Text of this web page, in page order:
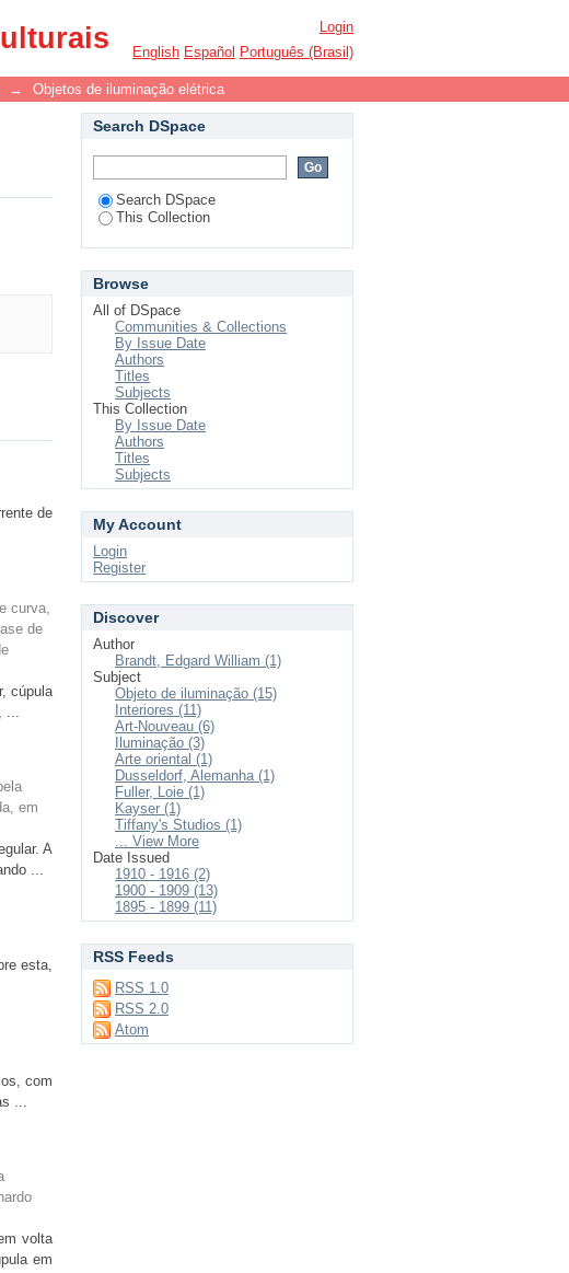
Login
English Español Português (Brasil)
→ Objetos de iluminação elétrica
de
curva,
de
cúpula
...
em
A
...
esta,
com
...
volta
em
Search DSpace
Search DSpace
This Collection
Browse
All of DSpace
Communities & Collections
By Issue Date
Authors
Titles
Subjects
This Collection
By Issue Date
Authors
Titles
Subjects
My Account
Login
Register
Discover
Author
Brandt, Edgard William (1)
Subject
Objeto de iluminação (15)
Interiores (11)
Art-Nouveau (6)
Iluminação (3)
Arte oriental (1)
Dusseldorf, Alemanha (1)
Fuller, Loie (1)
Kayser (1)
Tiffany's Studios (1)
... View More
Date Issued
1910 - 1916 (2)
1900 - 1909 (13)
1895 - 1899 (11)
RSS Feeds
RSS 1.0
RSS 2.0
Atom